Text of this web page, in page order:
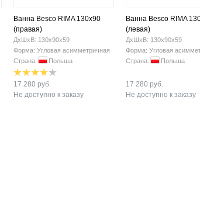
Ванна Besco RIMA 130х90
(правая)
ДхШхВ: 130х90х59
Форма: Угловая асимметричная
Страна:
Польша
17 280 руб.
Не доступно к заказу
Ванна Besco RIMA
(левая)
ДхШхВ: 130х90х59
Форма: Угловая
Страна:
Польша
17 280 руб.
Не доступно к заказу